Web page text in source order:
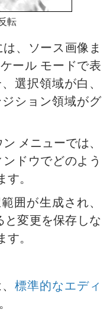
転
は、ソース画像ま
ール モードで表
選択領域が白、
ション領域がグ
メニューでは、
ドウでどのよう
。
囲が生成され、
変更を保存しな
。
標準的なエディ